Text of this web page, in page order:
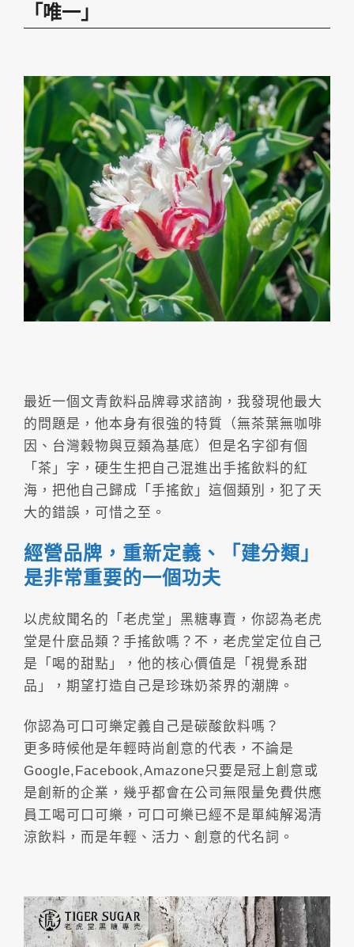
「唯一」
最近一個文青飲料品牌尋求諮詢，我發現他最大
的問題是，他本身有很強的特質（無茶葉無咖啡
因、台灣榖物與豆類為基底）但是名字卻有個
「茶」字，硬生生把自己混進出手搖飲料的紅
海，把他自己歸成「手搖飲」這個類別，犯了天
大的錯誤，可惜之至。
經營品牌，重新定義、「建分類」
是非常重要的一個功夫
以虎紋聞名的「老虎堂」黑糖專賣，你認為老虎
堂是什麼品類？手搖飲嗎？不，老虎堂定位自己
是「喝的甜點」，他的核心價值是「視覺系甜
品」，期望打造自己是珍珠奶茶界的潮牌。
你認為可口可樂定義自己是碳酸飲料嗎？
更多時候他是年輕時尚創意的代表，不論是
Google,Facebook,Amazone只要是冠上創意或
是創新的企業，幾乎都會在公司無限量免費供應
員工喝可口可樂，可口可樂已經不是單純解渴清
涼飲料，而是年輕、活力、創意的代名詞。